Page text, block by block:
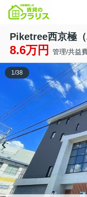
Piketree西京極（
8.6万円 管理/共益
1/38